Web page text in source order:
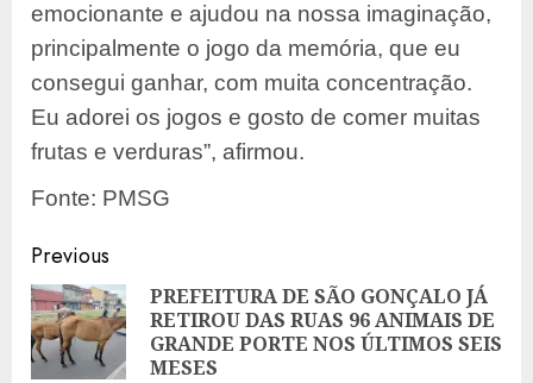
emocionante e ajudou na nossa imaginação,
principalmente o jogo da memória, que eu
consegui ganhar, com muita concentração.
Eu adorei os jogos e gosto de comer muitas
frutas e verduras”, afirmou.
Fonte: PMSG
Post
navigation
Previous
PREFEITURA DE SÃO GONÇALO JÁ
RETIROU DAS RUAS 96 ANIMAIS DE
GRANDE PORTE NOS ÚLTIMOS SEIS
MESES